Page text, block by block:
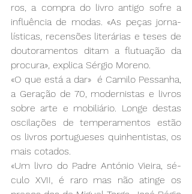
ros, a com­pra do li­vro an­ti­go so­fre a
in­fluên­cia de mo­das. «As pe­ças jor­na­
lís­ti­cas, re­cen­sões li­te­rá­rias e te­ses de
dou­to­ra­men­tos di­tam a flu­tua­ção da
pro­cu­ra», ex­pli­ca Sér­gio Mo­re­no.
«O que es­tá a dar»  é Ca­mi­lo Pes­sa­nha,
a Ge­ra­ção de 70, mo­der­nis­tas e li­vros
so­bre ar­te e mo­bi­liá­rio. Lon­ge des­tas
os­ci­la­ções de tem­pe­ra­men­tos es­tão
os li­vros por­tu­gue­ses qui­nhen­tis­tas, os
mais co­ta­dos.
«Um li­vro do Pa­dre An­tó­nio Viei­ra, sé­
cu­lo XVII, é ra­ro mas não atin­ge os